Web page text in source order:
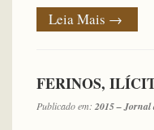
Leia Mais →
FERINOS,
Publicado em: 2015 – Jornal